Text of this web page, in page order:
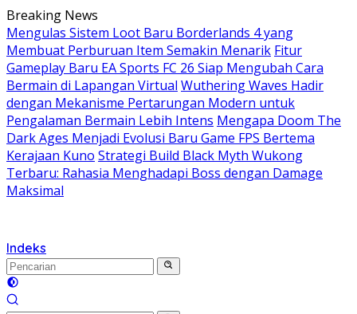
Langsung
ke
konten
Breaking News
Mengulas Sistem Loot Baru Borderlands 4 yang
Membuat Perburuan Item Semakin Menarik Fitur
Gameplay Baru EA Sports FC 26 Siap Mengubah Cara
Bermain di Lapangan Virtual Wuthering Waves Hadir
dengan Mekanisme Pertarungan Modern untuk
Pengalaman Bermain Lebih Intens Mengapa Doom The
Dark Ages Menjadi Evolusi Baru Game FPS Bertema
Kerajaan Kuno Strategi Build Black Myth Wukong
Terbaru: Rahasia Menghadapi Boss dengan Damage
Maksimal
Indeks